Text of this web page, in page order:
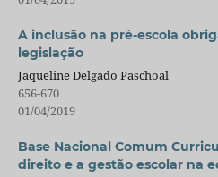
A inclusão na pré-escola
legislação
Jaqueline Delgado Paschoal
656-670
01/04/2019
Base Nacional Comum
direito e a gestão escolar na